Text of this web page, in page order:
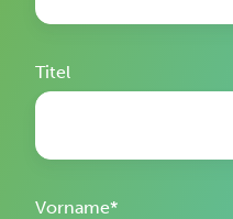
Titel
Vorname*